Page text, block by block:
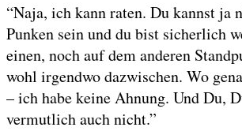
“Naja, ich kann raten. Du kannst ja
Punken sein und du bist sicherlich
einen, noch auf dem anderen
wohl irgendwo dazwischen. Wo
– ich habe keine Ahnung. Und Du,
vermutlich auch nicht.”